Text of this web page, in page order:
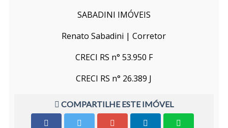
SABADINI IMÓVEIS
Renato Sabadini | Corretor
CRECI RS n° 53.950 F
CRECI RS n° 26.389 J
COMPARTILHE ESTE IMÓVEL